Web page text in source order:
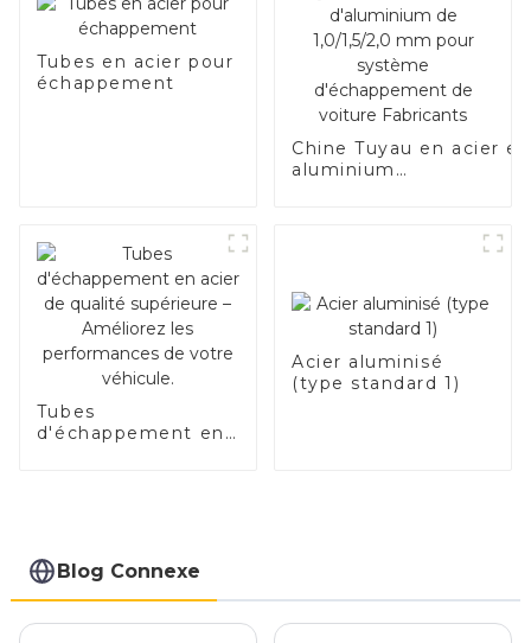
Tubes en acier pour
échappement
Chine Tuyau en acier en
aluminium
1,0/1,5/2,0 mm pour
de voiture Fabricants
Tubes
d'échappement en
Acier aluminisé
(type standard 1)
Blog Connexe